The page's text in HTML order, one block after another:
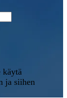
käytä
ja siihen